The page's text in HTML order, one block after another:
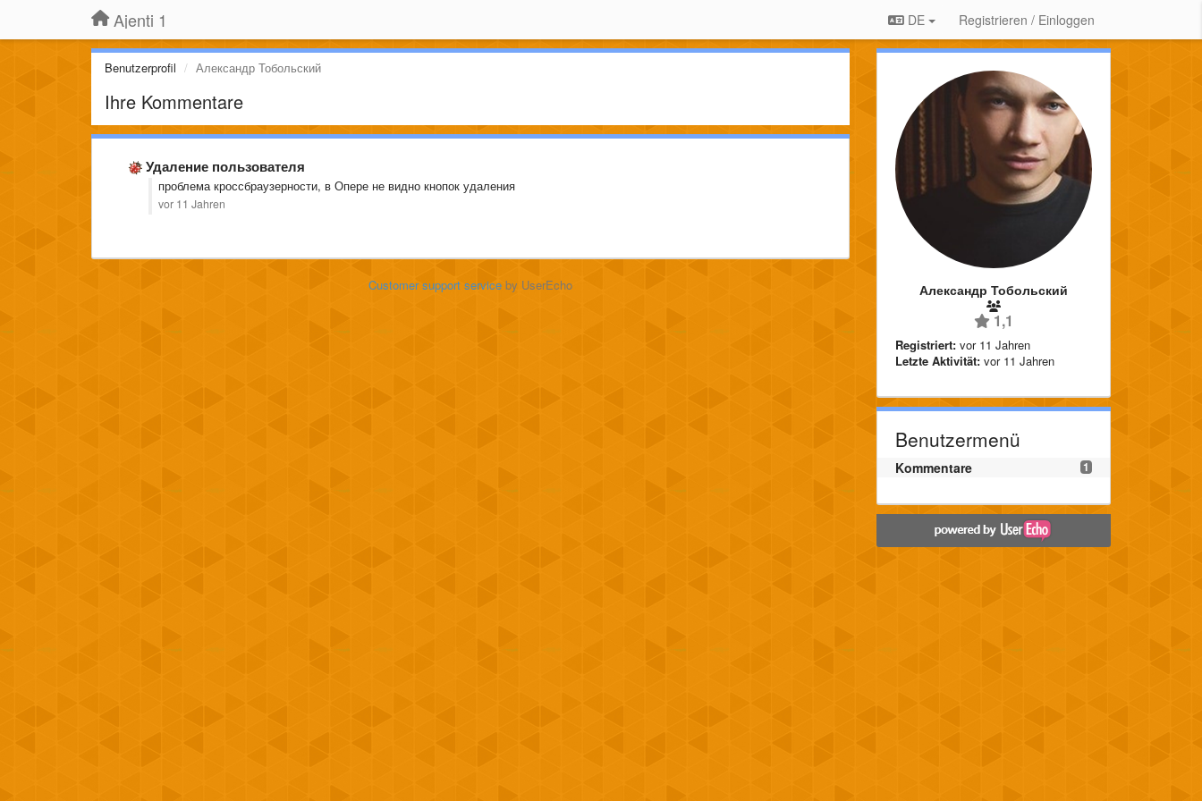
Ajenti 1 DE Registrieren / Einloggen
Benutzerprofil Александр Тобольский
Ihre Kommentare
Удаление пользователя
проблема кроссбраузерности, в Опере не видно кнопок удаления
vor 11 Jahren
Customer support serviceby UserEcho Александр Тобольский
1,1
Registriert: vor 11 Jahren
Letzte Aktivität: vor 11 Jahren
Benutzermenü
1
Kommentare